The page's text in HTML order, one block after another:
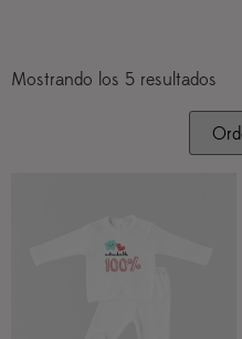
Mostrando los 5 resultados